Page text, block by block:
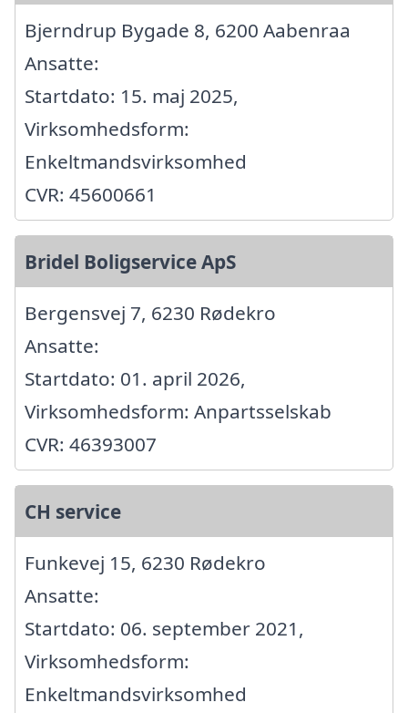
Bjerndrup Bygade 8, 6200 Aabenraa
Ansatte:
Startdato: 15. maj 2025,
Virksomhedsform:
Enkeltmandsvirksomhed
CVR: 45600661
Bridel Boligservice ApS
Bergensvej 7, 6230 Rødekro
Ansatte:
Startdato: 01. april 2026,
Virksomhedsform: Anpartsselskab
CVR: 46393007
CH service
Funkevej 15, 6230 Rødekro
Ansatte:
Startdato: 06. september 2021,
Virksomhedsform:
Enkeltmandsvirksomhed